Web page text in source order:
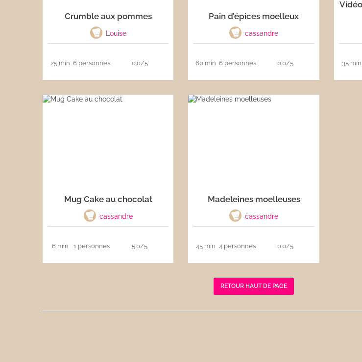
Crumble aux pommes
Louise
25 min 6 personnes 0.0/5
Pain d’épices moelleux
cassandre
60 min 6 personnes 0.0/5 35 min
Mug Cake au chocolat
cassandre
6 min 1 personnes 5.0/5
Madeleines moelleuses
cassandre
45 min 4 personnes 0.0/5
RETOUR HAUT DE PAGE